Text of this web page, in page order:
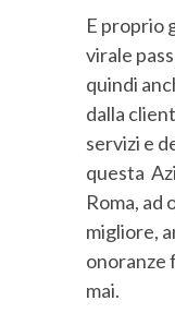
E proprio
virale
quindi
dalla
servizi e
questa
Roma, ad
migliore,
onoranze
mai.